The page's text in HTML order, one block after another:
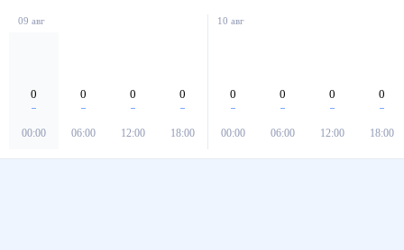
09 авг
0
00:00
0
06:00
0
12:00
0
18:00
10 авг
0
00:00
0
06:00
0
12:00
0
18:00